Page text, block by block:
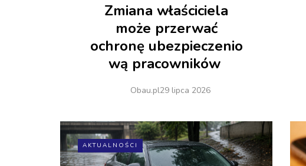
Zmiana właściciela
może przerwać
ochronę ubezpieczenio
wą pracowników
Obau.pl29 lipca 2026
AKTUALNOŚCI